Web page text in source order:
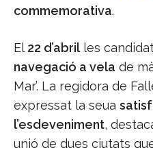
commemorativa.
El 22 d’abrilles
navegació a vela de
Mar’. La regidora de
expressat la seua
l’esdeveniment,
unió de dues ciutats